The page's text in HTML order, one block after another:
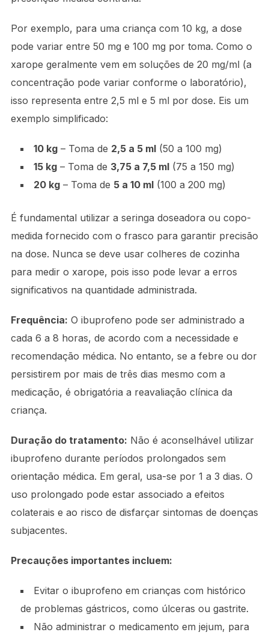
Por exemplo, para uma criança com 10 kg, a dose
pode variar entre 50 mg e 100 mg por toma. Como o
xarope geralmente vem em soluções de 20 mg/ml (a
concentração pode variar conforme o laboratório),
isso representa entre 2,5 ml e 5 ml por dose. Eis um
exemplo simplificado:
10 kg– Toma de 2,5 a 5 ml(50 a 100 mg)
15 kg– Toma de 3,75 a 7,5 ml(75 a 150 mg)
20 kg– Toma de 5 a 10 ml(100 a 200 mg)
É fundamental utilizar a seringa doseadora ou copo-
medida fornecido com o frasco para garantir precisão
na dose. Nunca se deve usar colheres de cozinha
para medir o xarope, pois isso pode levar a erros
significativos na quantidade administrada.
Frequência: O ibuprofeno pode ser administrado a
cada 6 a 8 horas, de acordo com a necessidade e
recomendação médica. No entanto, se a febre ou dor
persistirem por mais de três dias mesmo com a
medicação, é obrigatória a reavaliação clínica da
criança.
Duração do tratamento: Não é aconselhável utilizar
ibuprofeno durante períodos prolongados sem
orientação médica. Em geral, usa-se por 1 a 3 dias. O
uso prolongado pode estar associado a efeitos
colaterais e ao risco de disfarçar sintomas de doenças
subjacentes.
Precauções importantes incluem:
Evitar o ibuprofeno em crianças com histórico
de problemas gástricos, como úlceras ou gastrite.
Não administrar o medicamento em jejum, para